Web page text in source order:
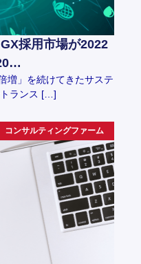
採用市場が2022
増」を続けてきたサステ
トランス […]
コンサルティングファーム